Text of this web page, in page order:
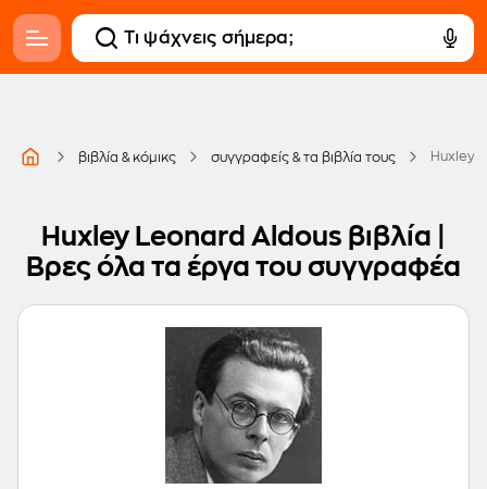
βιβλία & κόμικς συγγραφείς & τα βιβλία τους Huxley
Huxley Leonard Aldous βιβλία |
Βρες όλα τα έργα του συγγραφέα